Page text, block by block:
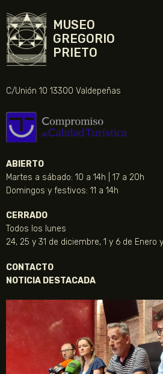
MUSEO
GREGORIO
PRIETO
C/Unión 10 13300 Valdepeñas
ABIERTO
Martes a sábado: 10 a 14h | 17 a 20h
Domingos y festivos: 11 a 14h
CERRADO
Todos los lunes
24, 25 y 31 de diciembre, 1 y 6 de Enero
CONTACTO
NOTICIA DESTACADA